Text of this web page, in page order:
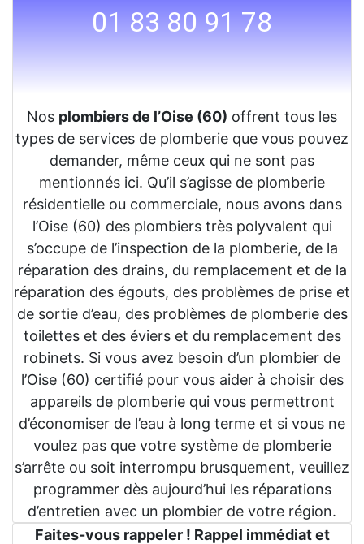
01 83 80 91 78
Nos plombiers de l’Oise (60) offrent tous les
types de services de plomberie que vous pouvez
demander, même ceux qui ne sont pas
mentionnés ici. Qu’il s’agisse de plomberie
résidentielle ou commerciale, nous avons dans
l’Oise (60) des plombiers très polyvalent qui
s’occupe de l’inspection de la plomberie, de la
réparation des drains, du remplacement et de la
réparation des égouts, des problèmes de prise et
de sortie d’eau, des problèmes de plomberie des
toilettes et des éviers et du remplacement des
robinets. Si vous avez besoin d’un plombier de
l’Oise (60) certifié pour vous aider à choisir des
appareils de plomberie qui vous permettront
d’économiser de l’eau à long terme et si vous ne
voulez pas que votre système de plomberie
s’arrête ou soit interrompu brusquement, veuillez
programmer dès aujourd’hui les réparations
d’entretien avec un plombier de votre région.
Faites-vous rappeler ! Rappel immédiat et